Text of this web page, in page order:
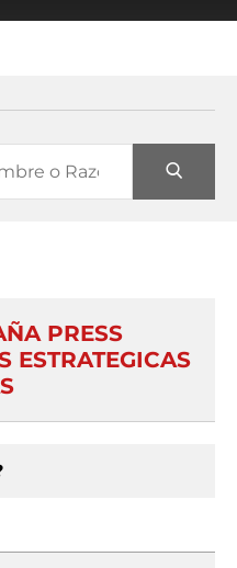
PRESS
ESTRATEGICAS